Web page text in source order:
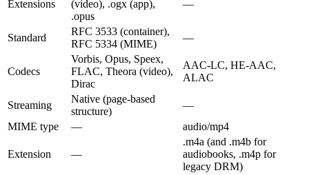
Extensions
(video), .ogx (app),
.opus
—
Standard
RFC 3533 (container),
RFC 5334 (MIME)
—
Codecs
Vorbis, Opus, Speex,
FLAC, Theora (video),
Dirac
AAC-LC, HE-AAC,
ALAC
Streaming
Native (page-based
structure)
—
MIME type
— audio/mp4
Extension —
.m4a (and .m4b for
audiobooks, .m4p for
legacy DRM)